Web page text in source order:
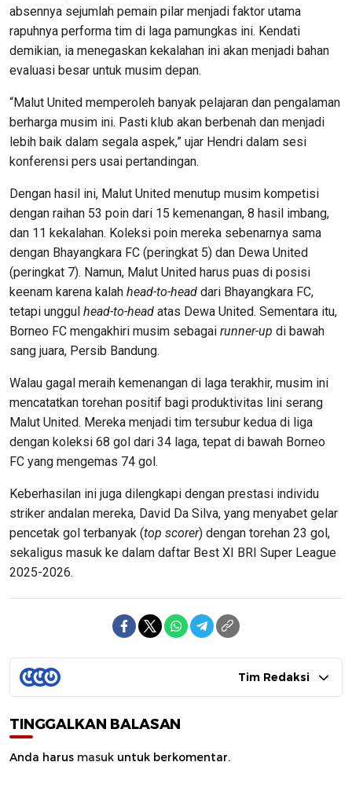
absennya sejumlah pemain pilar menjadi faktor utama
rapuhnya performa tim di laga pamungkas ini. Kendati
demikian, ia menegaskan kekalahan ini akan menjadi bahan
evaluasi besar untuk musim depan.
“Malut United memperoleh banyak pelajaran dan pengalaman
berharga musim ini. Pasti klub akan berbenah dan menjadi
lebih baik dalam segala aspek,” ujar Hendri dalam sesi
konferensi pers usai pertandingan.
Dengan hasil ini, Malut United menutup musim kompetisi
dengan raihan 53 poin dari 15 kemenangan, 8 hasil imbang,
dan 11 kekalahan. Koleksi poin mereka sebenarnya sama
dengan Bhayangkara FC (peringkat 5) dan Dewa United
(peringkat 7). Namun, Malut United harus puas di posisi
keenam karena kalah head-to-head dari Bhayangkara FC,
tetapi unggul head-to-head atas Dewa United. Sementara itu,
Borneo FC mengakhiri musim sebagai runner-up di bawah
sang juara, Persib Bandung.
Walau gagal meraih kemenangan di laga terakhir, musim ini
mencatatkan torehan positif bagi produktivitas lini serang
Malut United. Mereka menjadi tim tersubur kedua di liga
dengan koleksi 68 gol dari 34 laga, tepat di bawah Borneo
FC yang mengemas 74 gol.
Keberhasilan ini juga dilengkapi dengan prestasi individu
striker andalan mereka, David Da Silva, yang menyabet gelar
pencetak gol terbanyak (top scorer) dengan torehan 23 gol,
sekaligus masuk ke dalam daftar Best XI BRI Super League
2025-2026.
Tim Redaksi
TINGGALKAN BALASAN
Anda harus masuk untuk berkomentar.